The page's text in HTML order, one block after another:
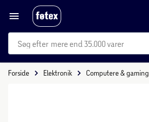
mere end 35.000 varer
Forside Elektronik Computere & gaming